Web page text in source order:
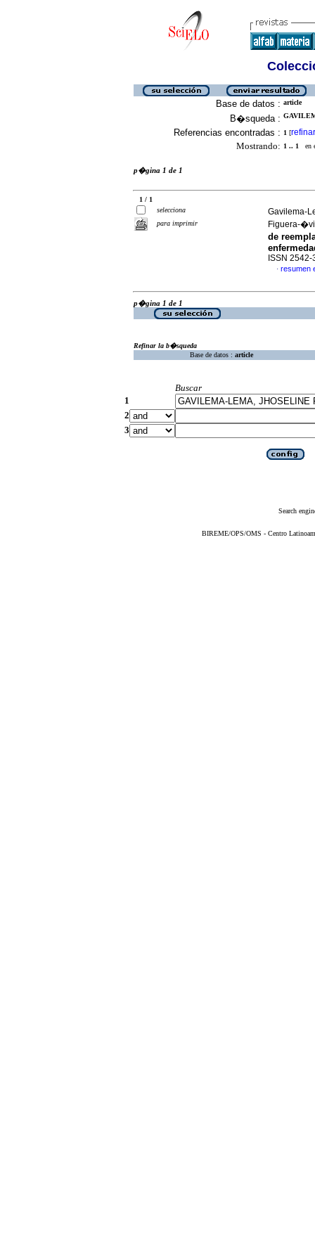
Base de datos : article
B�squeda :
Referencias encontradas : 1 [refinar
Mostrando: 1 .. 1 en
p�gina 1 de 1
1 / 1
selecciona
para imprimir
Gavilema-
Figuera-
de
ISSN 2542-
· resumen
p�gina 1 de 1
Refinar la b�squeda
Base de datos : article
Buscar
1
2
3
Search
BIREME/OPS/OMS - Centro